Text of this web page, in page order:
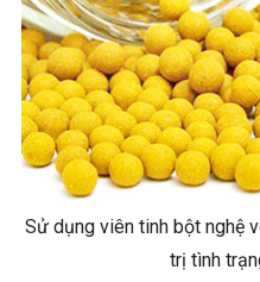
Sử dụng viên tinh bột nghệ
trị tình